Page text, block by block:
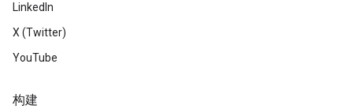
LinkedIn
X (Twitter)
YouTube
构建